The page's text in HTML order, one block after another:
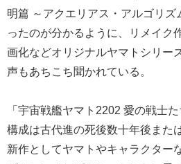
明篇 ～アクエリアス・アルゴリ
ったのが分かるように、リメイク
画化などオリジナルヤマトシリー
声もあちこち聞かれている。
「宇宙戦艦ヤマト2202 愛の戦士
構成は古代進の死後数十年後また
新作としてヤマトやキャラクター